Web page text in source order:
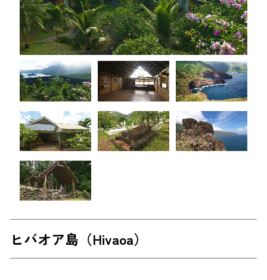
ヒバオア島（Hivaoa）